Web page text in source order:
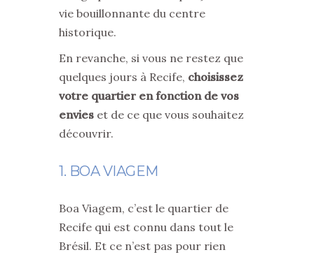
vie bouillonnante du centre
historique.
En revanche, si vous ne restez que
quelques jours à Recife, choisissez
votre quartier en fonction de vos
envies et de ce que vous souhaitez
découvrir.
1. BOA VIAGEM
Boa Viagem, c’est le quartier de
Recife qui est connu dans tout le
Brésil. Et ce n’est pas pour rien